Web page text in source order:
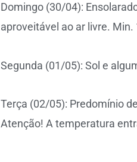
Domingo (30/04):
aproveitável ao ar livre. Min.
Segunda (01/05): Sol e
Terça (02/05): Predomínio
Atenção! A temperatura